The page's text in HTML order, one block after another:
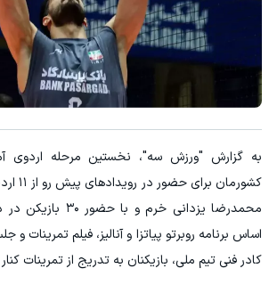
به گزارش "ورزش سه"، نخستین مرحله اردوی
محمدرضا یزدانی خرم
اساس برنامه روبرتو پیاتزا و آنالیز، فیلم تمرینات
کادر فنی تیم ملی، بازیکنان به تدریج از تمرینات